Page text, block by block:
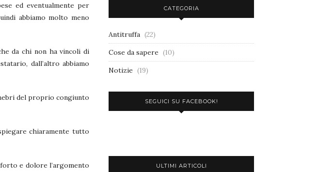
ed eventualmente per
abbiamo molto meno
da chi non ha vincoli di
dall’altro abbiamo
del proprio congiunto
chiaramente tutto
e dolore l’argomento
CATEGORIA
Antitruffa (22)
Cose da sapere (10)
Notizie (19)
SEGUICI SU FACEBOOK!
ULTIMI ARTICOLI